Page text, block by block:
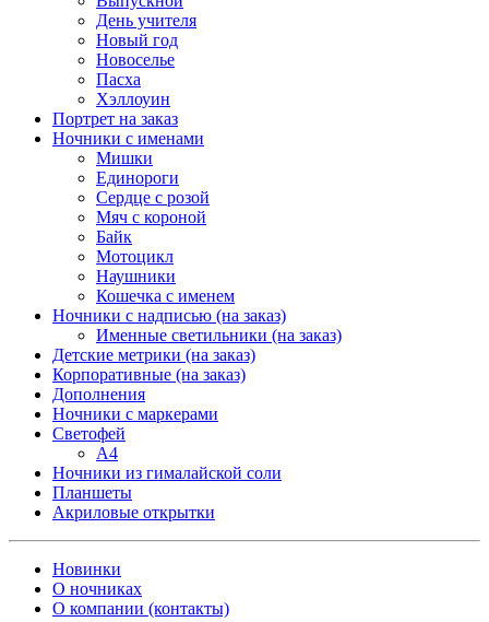
День учителя
Новый год
Новоселье
Пасха
Хэллоуин
Портрет на заказ
Ночники с именами
Мишки
Единороги
Сердце с розой
Мяч с короной
Байк
Мотоцикл
Наушники
Кошечка с именем
Ночники с надписью (на заказ)
Именные светильники (на заказ)
Детские метрики (на заказ)
Корпоративные (на заказ)
Дополнения
Ночники с маркерами
Светофей
А4
Ночники из гималайской соли
Планшеты
Акриловые открытки
Новинки
О ночниках
О компании (контакты)